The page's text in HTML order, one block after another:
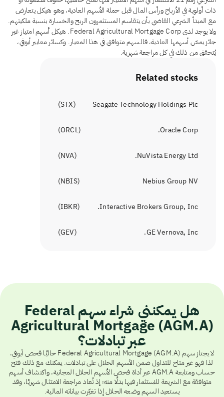
ذات أولوية في الأرباح ورأس المال قبل حملة الأسهم العادية، وهو هيكل يتعارض
مع المبدأ الشرعي القاضي بأن يتقاسم المستثمرون الربح والخسارة بنسبة ملكيتهم.
ولا يوجد لدى Federal Agricultural Mortgage Corp. هيكل أسهم امتياز غير
جائز يمسّ أسهمها العادية، فالسهم متوافق في هذا المعيار. وكسائر معايير أيوفي،
يُتحقق من ذلك في كل مراجعة شهرية.
Related stocks
Seagate Technology Holdings Plc
(
STX
)
Oracle Corp.
(
ORCL
)
NuVista Energy Ltd.
(
NVA
)
Nebius Group NV
(
NBIS
)
Interactive Brokers Group, Inc.
(
IBKR
)
GE Vernova, Inc.
(
GEV
)
هل يمكنني شراء سهم Federal
Agricultural Mortgage (AGM.A)
عبر تبادلات؟
لا يجتاز سهم Federal Agricultural Mortgage (AGM.A) حاليًا فحص أيوفي،
لذا فهو غير متاح للتداول ضمن الأسهم الحلال على تبادلات. يمكنك مع ذلك فتح
حساب ومتابعة AGM.A عبر أداة فحص الأسهم الحلال المجانية، واكتشاف أسهم
متوافقة مع الشريعة للاستثمار فيها بدلًا منه؛ إذ تُعاد مراجعة الامتثال شهريًا، وقد
يستعيد السهم وضعه الحلال إذا تغيّرت بياناته المالية.